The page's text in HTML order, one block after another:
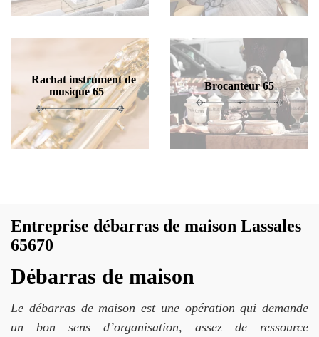
Rachat instrument de
musique 65
Brocanteur 65
Entreprise débarras de maison Lassales
65670
Débarras de maison
Le débarras de maison est une opération qui demande
un bon sens d’organisation, assez de ressource